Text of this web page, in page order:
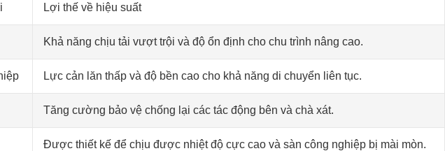
Lợi thế về hiệu suất
Khả năng chịu tải vượt trội và độ ổn định cho chu trình nâng cao.
Lực cản lăn thấp và độ bền cao cho khả năng di chuyển liên tục.
Tăng cường bảo vệ chống lại các tác động bên và chà xát.
Được thiết kế để chịu được nhiệt độ cực cao và sàn công nghiệp bị mài mòn.